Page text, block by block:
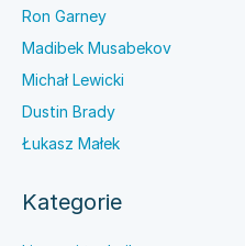
Ron Garney
Madibek Musabekov
Michał Lewicki
Dustin Brady
Łukasz Małek
Kategorie